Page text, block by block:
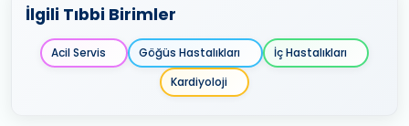
İlgili Tıbbi Birimler
Acil Servis Göğüs Hastalıkları
İç Hastalıkları
Kardiyoloji